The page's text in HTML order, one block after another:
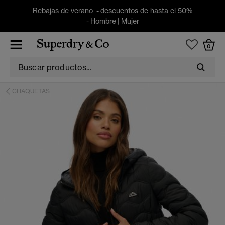
Rebajas de verano - descuentos de hasta el 50%
- Hombre| Mujer
0
CHAQUETAS